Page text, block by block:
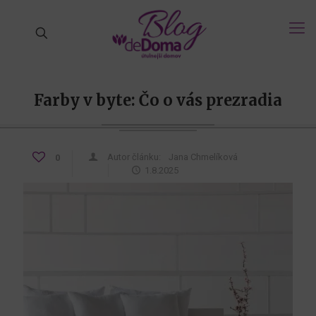
Farby v byte: Čo o vás prezradia
0 Autor článku:
Jana Chmelíková
1.8.2025